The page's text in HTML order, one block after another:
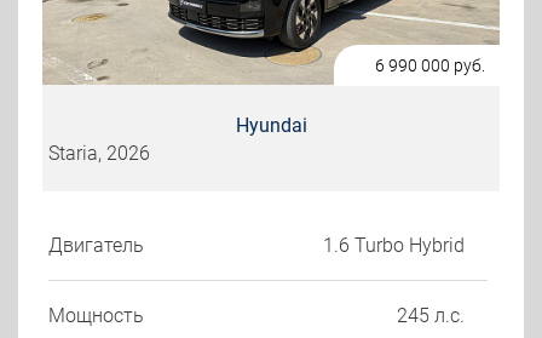
Hyundai
Staria, 2026
6 990 000 руб.
Двигатель 1.6 Turbo Hybrid
Мощность 245 л.с.